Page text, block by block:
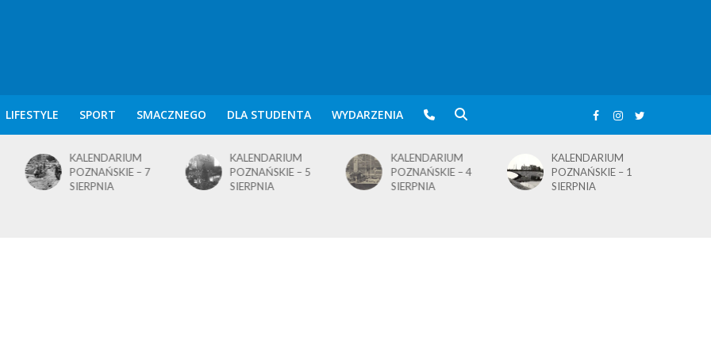
LIFESTYLE SPORT SMACZNEGO DLA STUDENTA WYDARZENIA
– 7
KALENDARIUM
POZNAŃSKIE – 5
SIERPNIA
KALENDARIUM
POZNAŃSKIE – 4
SIERPNIA
KALENDARIUM
POZNAŃSKIE – 1
SIERPNIA
BLusowe święto nad
wielkopolskim
jeziorem